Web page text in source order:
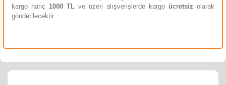
kargo hariç1000 TL ve üzeri alışverişlerde kargo ücretsiz olarak
gönderilecektir.